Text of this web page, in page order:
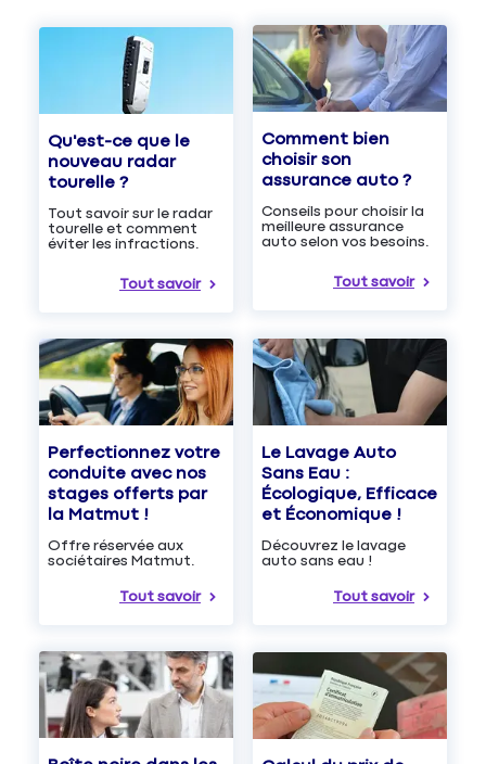
Qu'est-ce que le
nouveau radar
tourelle ?
Tout savoir sur le radar
tourelle et comment
éviter les infractions.
Tout savoir
Comment bien
choisir son
assurance auto ?
Conseils pour choisir la
meilleure assurance
auto selon vos besoins.
Tout savoir
Perfectionnez votre
conduite avec nos
stages offerts par
la Matmut !
Offre réservée aux
sociétaires Matmut.
Tout savoir
Le Lavage Auto
Sans Eau :
Écologique, Efficace
et Économique !
Découvrez le lavage
auto sans eau !
Tout savoir